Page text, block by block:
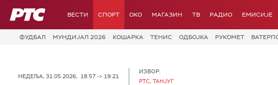
РТС ВЕСТИ СПОРТ OKO МАГАЗИН ТВ РАДИО ЕМИСИЈЕ
ФУДБАЛ МУНДИЈАЛ 2026 КОШАРКА ТЕНИС ОДБОЈКА РУКОМЕТ
НЕДЕЉА, 31.05.2026, 18:57 -> 19:21
ИЗВОР:
РТС, ТАНЈУГ